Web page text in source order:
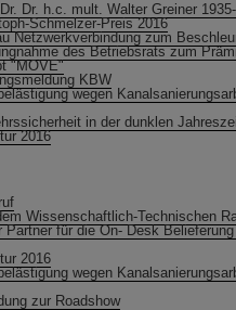
Dr. h.c. mult. Walter Greiner
Schmelzer-Preis 2016
Netzwerkverbindung zum
des Betriebsrats zum
"MOVE"
KBW
wegen
in der dunklen
2016
Wissenschaftlich-Technischen
Partner für die On- Desk
2016
wegen
zur Roadshow